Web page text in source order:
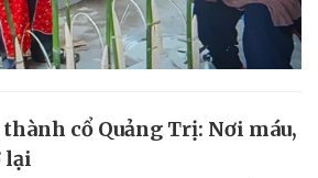
cổ Quảng Trị: Nơi máu,
lại